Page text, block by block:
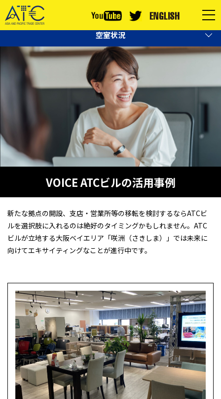
お問い合わせはこちら 06-6615-5002
空室状況
VOICE ATCビルの活用事例
新たな拠点の開設、支店・営業所等の移転を検討するならATCビ
ルを選択肢に入れるのは絶好のタイミングかもしれません。ATC
ビルが立地する大阪ベイエリア「咲洲（さきしま）」では未来に
向けてエキサイティングなことが進行中です。